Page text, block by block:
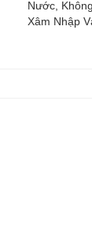
Nước,
Xâm Nhập